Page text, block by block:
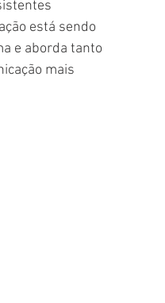
está sendo
e aborda tanto
mais